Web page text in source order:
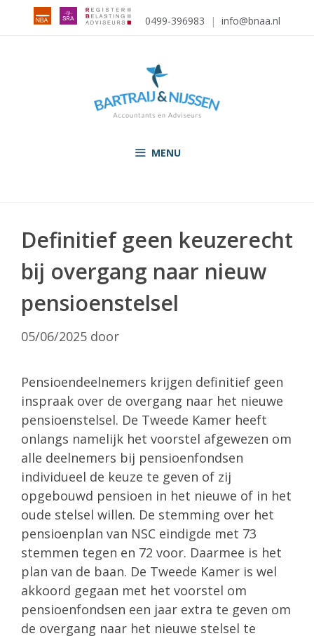
0499-396983 | info@bnaa.nl
MENU
Definitief geen keuzerecht
bij overgang naar nieuw
pensioenstelsel
05/06/2025 door
Pensioendeelnemers krijgen definitief geen
inspraak over de overgang naar het nieuwe
pensioenstelsel. De Tweede Kamer heeft
onlangs namelijk het voorstel afgewezen om
alle deelnemers bij pensioenfondsen
individueel de keuze te geven of zij
opgebouwd pensioen in het nieuwe of in het
oude stelsel willen. De stemming over het
pensioenplan van NSC eindigde met 73
stemmen tegen en 72 voor. Daarmee is het
plan van de baan. De Tweede Kamer is wel
akkoord gegaan met het voorstel om
pensioenfondsen een jaar extra te geven om
de overgang naar het nieuwe stelsel te